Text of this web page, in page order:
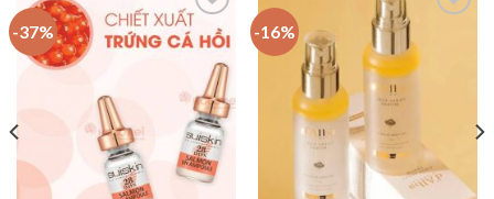
-37%
Add to
Wishlist
-16%